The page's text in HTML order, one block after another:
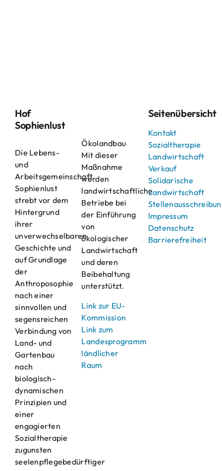
Hof
Sophienlust
Die Lebens-
und
Arbeitsgemeinschaft
Sophienlust
strebt vor dem
Hintergrund
ihrer
unverwechselbaren
Geschichte und
auf Grundlage
der
Anthroposophie
nach einer
sinnvollen und
segensreichen
Verbindung von
Land- und
Gartenbau
nach
biologisch-
dynamischen
Prinzipien und
einer
engagierten
Sozialtherapie
zugunsten
seelenpflegebedürftiger
Ökolandbau
Mit dieser
Maßnahme
werden
landwirtschaftliche
Betriebe bei
der Einführung
von
ökologischer
Landwirtschaft
und deren
Beibehaltung
unterstützt.
Link zur EU-
Kommission
Link zum
Landesprogramm
ländlicher
Raum
Seitenübersicht
Kontakt
Sozialtherapie
Landwirtschaft
Verkauf
Solidarische
Landwirtschaft
Impressum
Datenschutz
Barrierefreiheit